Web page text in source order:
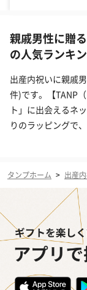
親戚男性に贈
の人気ランキ
出産内祝いに親戚
件)です。【TANP
ト」に出会えるネ
りのラッピングで
タンプホーム > 出産